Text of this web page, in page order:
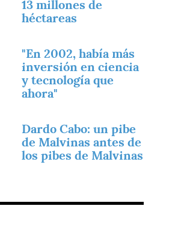
13 millones de
héctareas
"En 2002, había más
inversión en ciencia
y tecnología que
ahora"
Dardo Cabo: un pibe
de Malvinas antes de
los pibes de Malvinas